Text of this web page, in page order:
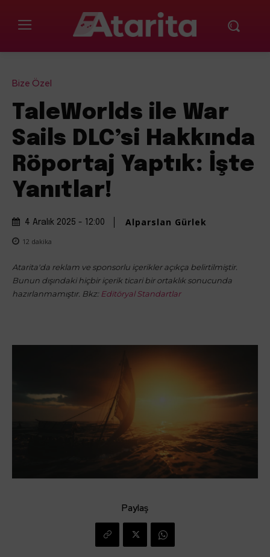
Bize Özel
TaleWorlds ile War
Sails DLC’si Hakkında
Röportaj Yaptık: İşte
Yanıtlar!
4 Aralık 2025 - 12:00 Alparslan Gürlek
12 dakika
Atarita'da reklam ve sponsorlu içerikler açıkça belirtilmiştir.
Bunun dışındaki hiçbir içerik ticari bir ortaklık sonucunda
hazırlanmamıştır. Bkz: Editöryal Standartlar
Paylaş